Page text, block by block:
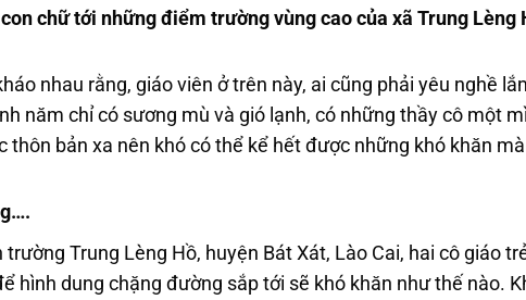
chữ tới những điểm trường vùng cao của xã Trung Lèng
nhau rằng, giáo viên ở trên này, ai cũng phải yêu nghề
năm chỉ có sương mù và gió lạnh, có những thầy cô một
bản xa nên khó có thể kể hết được những khó khăn
Trung Lèng Hồ, huyện Bát Xát, Lào Cai, hai cô giáo
hình dung chặng đường sắp tới sẽ khó khăn như thế nào.